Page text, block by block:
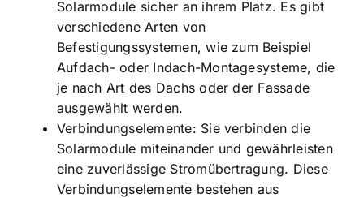
Solarmodule sicher an ihrem Platz. Es gibt
verschiedene Arten von
Befestigungssystemen, wie zum Beispiel
Aufdach- oder Indach-Montagesysteme, die
je nach Art des Dachs oder der Fassade
ausgewählt werden.
Verbindungselemente: Sie verbinden die
Solarmodule miteinander und gewährleisten
eine zuverlässige Stromübertragung. Diese
Verbindungselemente bestehen aus